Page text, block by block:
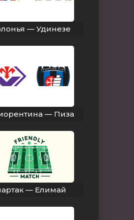
— Удинезе
— Пиза
— Елимай